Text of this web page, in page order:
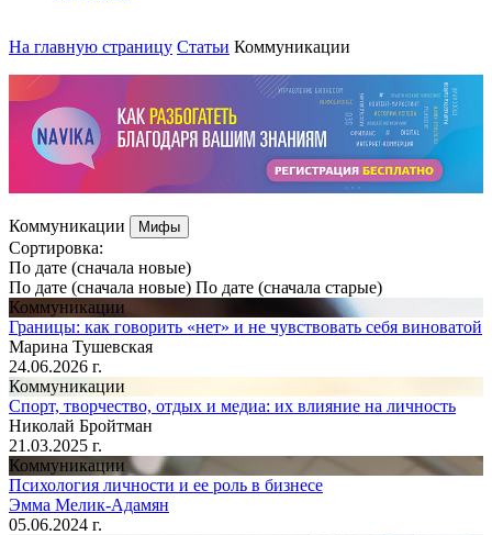
На главную страницу Статьи Коммуникации
Коммуникации Мифы
Cортировка:
По дате (сначала новые)
По дате (сначала новые) По дате (сначала старые)
Коммуникации
Границы: как говорить «нет» и не чувствовать себя виноватой
Марина Тушевская
24.06.2026 г.
Коммуникации
Спорт, творчество, отдых и медиа: их влияние на личность
Николай Бройтман
21.03.2025 г.
Коммуникации
Психология личности и ее роль в бизнесе
Эмма Мелик-Адамян
05.06.2024 г.